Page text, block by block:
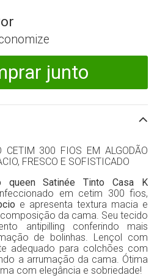
junto
CETIM 300 FIOS EM ALGODÃO
FRESCO E SOFISTICADO
queen Satinée Tinto Casa K
em cetim 300 fios,
e apresenta textura macia e
da cama. Seu tecido
antipilling conferindo mais
de bolinhas. Lençol com
adequado para colchões com
a arrumação da cama. Ótima
com elegância e sobriedade!